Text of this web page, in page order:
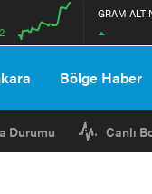
GRAM
Bölge Haber
Durumu Canlı